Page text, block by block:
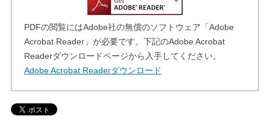
PDFの閲覧にはAdobe社の無償のソフトウェア「Adobe
Acrobat Reader」が必要です。下記のAdobe Acrobat
Readerダウンロードページから入手してください。
Adobe Acrobat Readerダウンロード